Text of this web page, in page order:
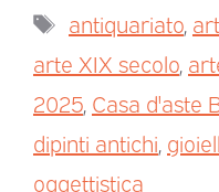
antiquariato
arte XIX secolo
2025 Casa d'aste
dipinti antichi
oggettistica